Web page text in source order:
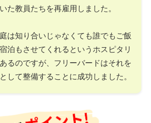
た教員たちを再雇用しました。
は知り合いじゃなくても誰でもご飯
泊もさせてくれるというホスピタリ
るのですが、フリーバードはそれを
して整備することに成功しました。